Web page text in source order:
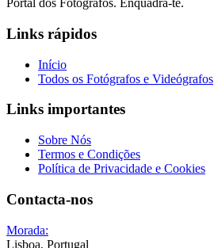
Portal dos Fotógrafos. Enquadra-te.
Links rápidos
Início
Todos os Fotógrafos e Videógrafos
Links importantes
Sobre Nós
Termos e Condições
Política de Privacidade e Cookies
Contacta-nos
Morada:
Lisboa, Portugal